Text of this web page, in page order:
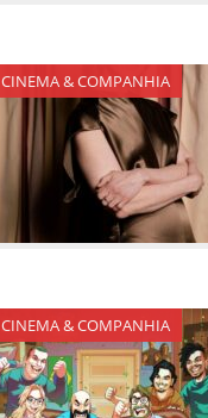
CINEMA & COMPANHIA
CINEMA & COMPANHIA